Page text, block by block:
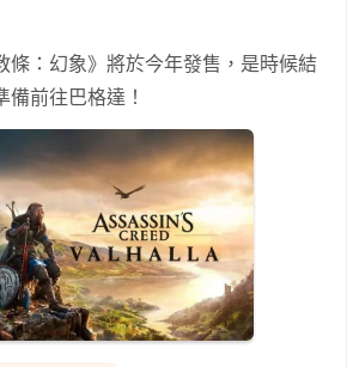
條：幻象》將於今年發售，是時候結
備前往巴格達！